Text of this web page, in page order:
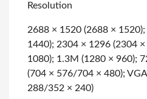
Resolution
2688 × 1520 (2688 ×
1440); 2304 × 1296 (2304 ×
1080); 1.3M (1280 × 960);
(704 × 576/704 × 480);
288/352 × 240)